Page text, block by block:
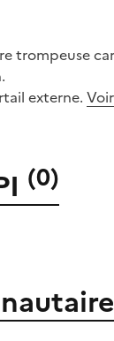
trompeuse
externe.
(0)